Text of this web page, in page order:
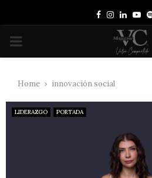
Facebook
PRIMARY
Home innovación social
LIDERAZGO PORTADA